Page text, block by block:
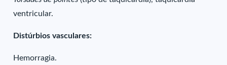
ventricular.
Distúrbios vasculares:
Hemorragia.